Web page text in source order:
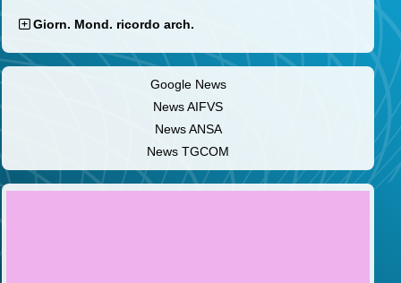
Giorn. Mond. ricordo arch.
Google News
News AIFVS
News ANSA
News TGCOM